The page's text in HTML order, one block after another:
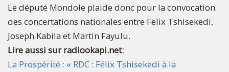
Le député Mondole plaide donc pour la convocation
des concertations nationales entre Felix Tshisekedi,
Joseph Kabila et Martin Fayulu.
Lire aussi sur radiookapi.net:
La Prospérité : « RDC : Félix Tshisekedi à la